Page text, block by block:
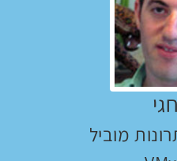
מוביל